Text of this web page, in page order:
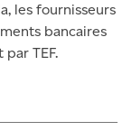
les fournisseurs
bancaires
TEF.